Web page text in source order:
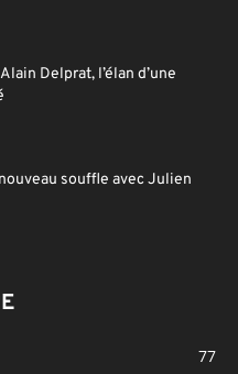
Delprat, l’élan d’une
souffle avec Julien
77